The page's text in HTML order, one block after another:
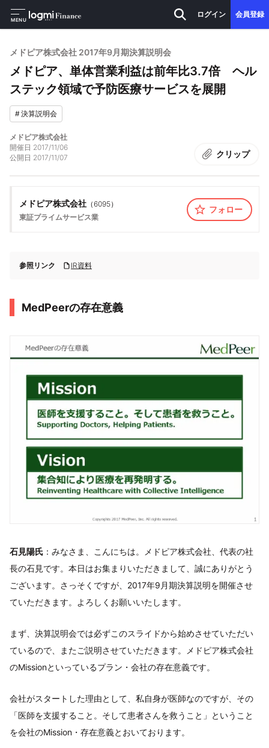
MENU
ログイン 会員登録
メドピア株式会社 2017年9月期決算説明会
メドピア、単体営業利益は前年比3.7倍 ヘル
ステック領域で予防医療サービスを展開
#決算説明会
メドピア株式会社
開催日 2017/11/06
公開日 2017/11/07 クリップ
メドピア株式会社 （6095）
東証プライムサービス業
フォロー
参照リンク IR資料
MedPeerの存在意義
石見陽氏 ：みなさま、こんにちは。メドピア株式会社、代表の社
長の石見です。本日はお集まりいただきまして、誠にありがとう
ございます。さっそくですが、2017年9月期決算説明を開催させ
ていただきます。よろしくお願いいたします。
まず、決算説明会では必ずこのスライドから始めさせていただい
ているので、またご説明させていただきます。メドピア株式会社
のMissionといっているプラン・会社の存在意義です。
会社がスタートした理由として、私自身が医師なのですが、その
「医師を支援すること。そして患者さんを救うこと」ということ
を会社のMission・存在意義とおいております。